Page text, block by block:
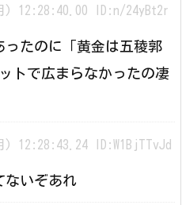
) 12:28:40.00 ID:n/24yBt2r
ったのに「黄金は五稜郭
トで広まらなかったの凄
) 12:28:43.24 ID:W1BjTTvJd
ないぞあれ